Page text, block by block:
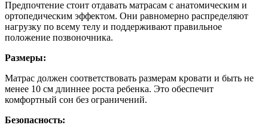
Предпочтение стоит отдавать матрасам с анатомическим и
ортопедическим эффектом. Они равномерно распределяют
нагрузку по всему телу и поддерживают правильное
положение позвоночника.
Размеры:
Матрас должен соответствовать размерам кровати и быть не
менее 10 см длиннее роста ребенка. Это обеспечит
комфортный сон без ограничений.
Безопасность: